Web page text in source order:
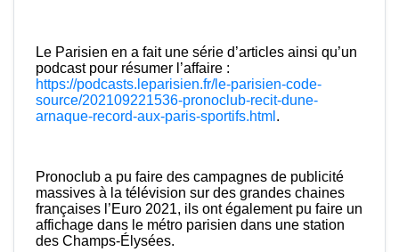
Le Parisien en a fait une série d’articles ainsi qu’un
podcast pour résumer l’affaire :
https://podcasts.leparisien.fr/le-parisien-code-
source/202109221536-pronoclub-recit-dune-
arnaque-record-aux-paris-sportifs.html .
Pronoclub a pu faire des campagnes de publicité
massives à la télévision sur des grandes chaines
françaises l’Euro 2021, ils ont également pu faire un
affichage dans le métro parisien dans une station
des Champs-Élysées.